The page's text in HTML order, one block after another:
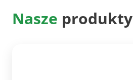
Nasze produkty